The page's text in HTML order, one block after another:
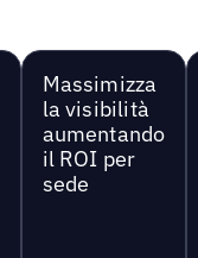
Massimizza
la visibilità
aumentando
il ROI per
sede